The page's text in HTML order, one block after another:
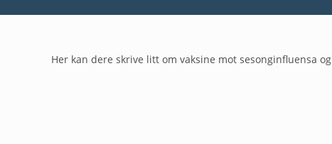
Her kan dere skrive litt om vaksine mot sesonginfluensa